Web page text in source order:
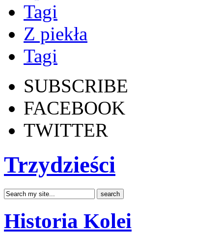
Tagi
Z piekła
Tagi
SUBSCRIBE
FACEBOOK
TWITTER
Trzydzieści
Historia Kolei